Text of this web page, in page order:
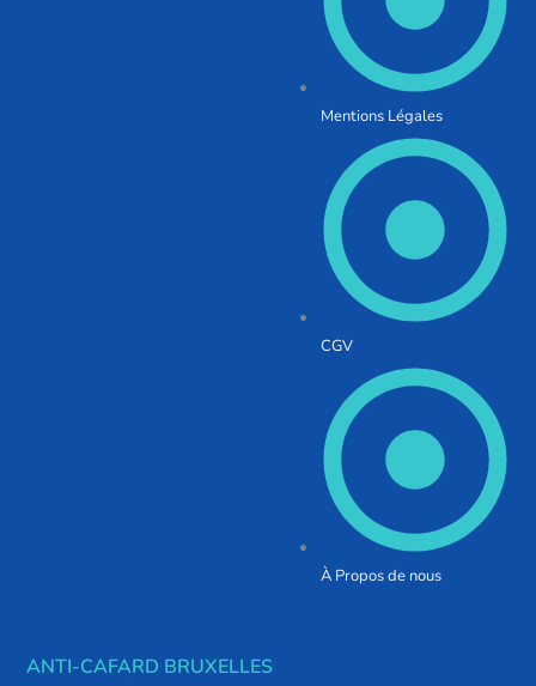
Mentions Légales
CGV
À Propos de nous
ANTI-CAFARD BRUXELLES